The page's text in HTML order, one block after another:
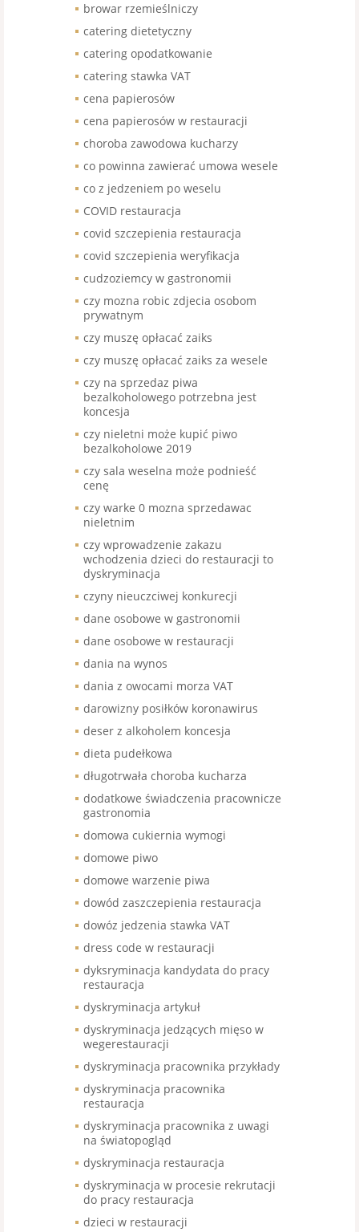
browar rzemieślniczy
catering dietetyczny
catering opodatkowanie
catering stawka VAT
cena papierosów
cena papierosów w restauracji
choroba zawodowa kucharzy
co powinna zawierać umowa wesele
co z jedzeniem po weselu
COVID restauracja
covid szczepienia restauracja
covid szczepienia weryfikacja
cudzoziemcy w gastronomii
czy mozna robic zdjecia osobom
prywatnym
czy muszę opłacać zaiks
czy muszę opłacać zaiks za wesele
czy na sprzedaz piwa
bezalkoholowego potrzebna jest
koncesja
czy nieletni może kupić piwo
bezalkoholowe 2019
czy sala weselna może podnieść
cenę
czy warke 0 mozna sprzedawac
nieletnim
czy wprowadzenie zakazu
wchodzenia dzieci do restauracji to
dyskryminacja
czyny nieuczciwej konkurecji
dane osobowe w gastronomii
dane osobowe w restauracji
dania na wynos
dania z owocami morza VAT
darowizny posiłków koronawirus
deser z alkoholem koncesja
dieta pudełkowa
długotrwała choroba kucharza
dodatkowe świadczenia pracownicze
gastronomia
domowa cukiernia wymogi
domowe piwo
domowe warzenie piwa
dowód zaszczepienia restauracja
dowóz jedzenia stawka VAT
dress code w restauracji
dyksryminacja kandydata do pracy
restauracja
dyskryminacja artykuł
dyskryminacja jedzących mięso w
wegerestauracji
dyskryminacja pracownika przykłady
dyskryminacja pracownika
restauracja
dyskryminacja pracownika z uwagi
na światopogląd
dyskryminacja restauracja
dyskryminacja w procesie rekrutacji
do pracy restauracja
dzieci w restauracji